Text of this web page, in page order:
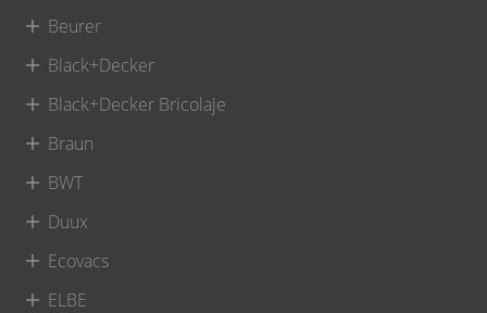
Beurer
Black+Decker
Black+Decker Bricolaje
Braun
BWT
Duux
Ecovacs
ELBE